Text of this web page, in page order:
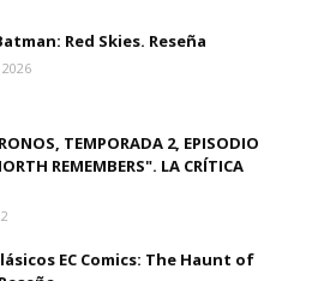
Red Skies. Reseña
TEMPORADA 2, EPISODIO
REMEMBERS". LA CRÍTICA
EC Comics: The Haunt of